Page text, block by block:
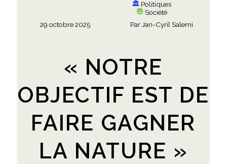
Politiques
Société
29 octobre 2025
Par Jan-Cyril Salemi
« NOTRE
OBJECTIF EST DE
FAIRE GAGNER
LA NATURE »